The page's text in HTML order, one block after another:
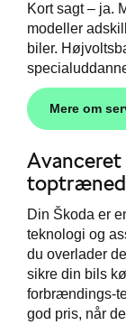
Kort sagt – ja.
modeller
biler.
Mere om
Din Škoda er
teknologi og
du overlader
sikre din bils
forbrændings-
god pris, når